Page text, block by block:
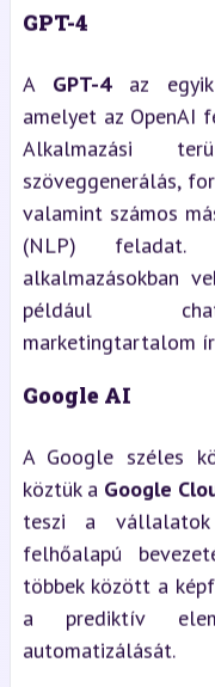
GPT-4
A GPT-4az egyik
amelyet az OpenAI
Alkalmazási
szöveggenerálás,
valamint számos
(NLP) feladat.
alkalmazásokban
például
marketingtartalom
Google AI
A Google széles
köztük a Google
teszi a
felhőalapú
többek között a
a prediktív
automatizálását.